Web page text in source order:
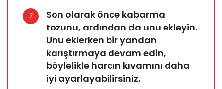
7
Son olarak önce kabarma
tozunu, ardından da unu ekleyin.
Unu eklerken bir yandan
karıştırmaya devam edin,
böylelikle harcın kıvamını daha
iyi ayarlayabilirsiniz.